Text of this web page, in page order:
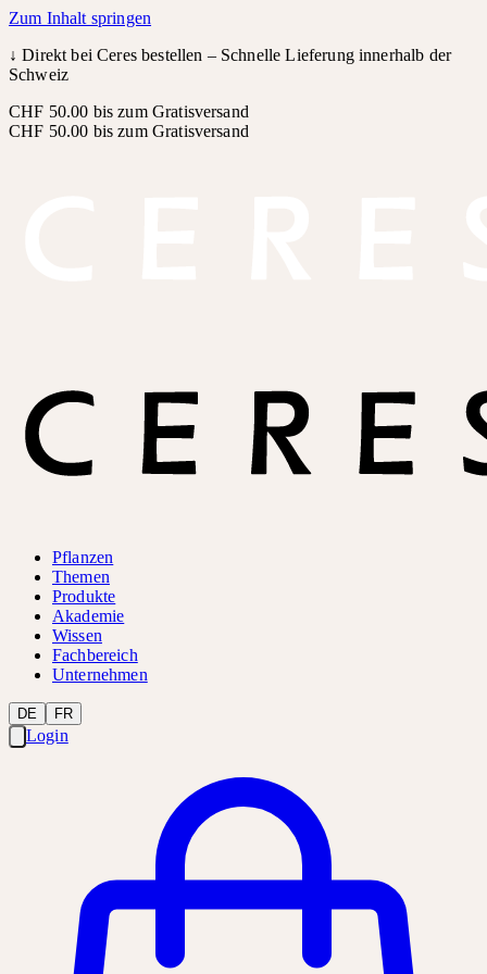
Zum Inhalt springen
↓Direkt bei Ceres bestellen – Schnelle Lieferung innerhalb der
Schweiz
CHF 50.00 bis zum Gratisversand
CHF 50.00 bis zum Gratisversand
Pflanzen
Themen
Produkte
Akademie
Wissen
Fachbereich
Unternehmen
DE FR
Login